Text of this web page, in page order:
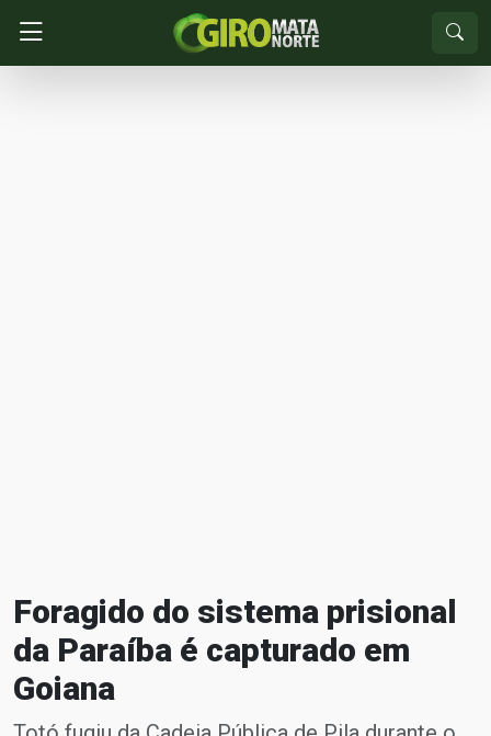
Foragido do sistema prisional
da Paraíba é capturado em
Goiana